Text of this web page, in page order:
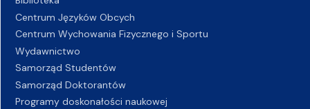
Centrum Języków Obcych
Centrum Wychowania Fizycznego i Sportu
Wydawnictwo
Samorząd Studentów
Samorząd Doktorantów
Programy doskonałości naukowej